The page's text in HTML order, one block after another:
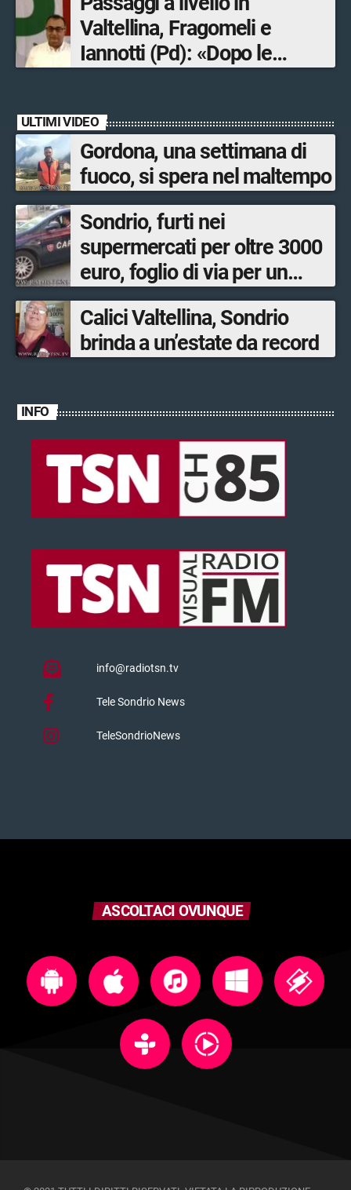
Valtellina, Fragomeli e
Iannotti (Pd): «Dopo le
ultimato entro il 2026»
ULTIMI VIDEO
Gordona, una settimana di
fuoco, si spera nel maltempo
Sondrio, furti nei
supermercati per oltre 3000
euro, foglio di via per un
ventinovenne
Calici Valtellina, Sondrio
brinda a un’estate da record
INFO
info@radiotsn.tv
Tele Sondrio News
TeleSondrioNews
ASCOLTACI OVUNQUE